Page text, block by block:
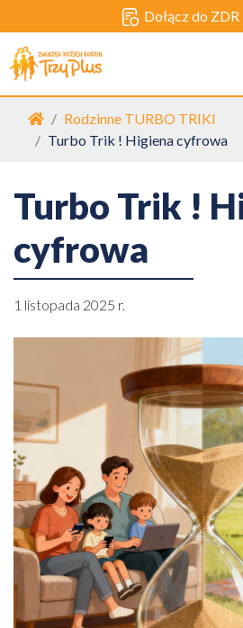
Dołącz do ZDR
Strona główna
Rodzinne TURBO TRIKI
Turbo Trik ! Higiena cyfrowa
Turbo Trik !
cyfrowa
1 listopada 2025 r.